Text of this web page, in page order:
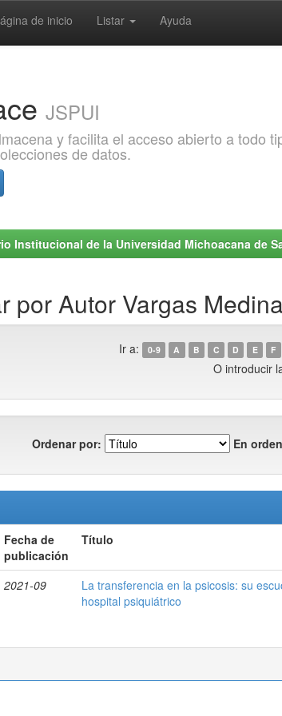
de inicio Listar Ayuda
JSPUI
y facilita el acceso abierto a todo
de datos.
Institucional de la Universidad Michoacana de
por Autor Vargas
Ir a: 0-9 A B C D E F
O introducir
Ordenar por: En
Fecha de
publicación
Título
2021-09
La transferencia en la psicosis: su
hospital psiquiátrico